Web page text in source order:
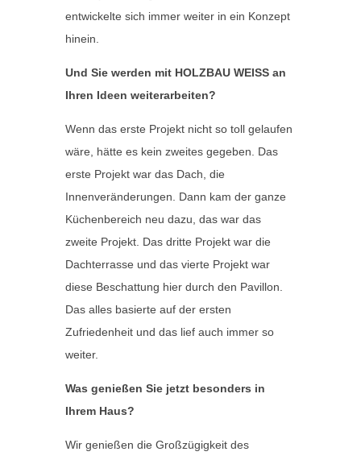
entwickelte sich immer weiter in ein Konzept
hinein.
Und Sie werden mit HOLZBAU WEISS an
Ihren Ideen weiterarbeiten?
Wenn das erste Projekt nicht so toll gelaufen
wäre, hätte es kein zweites gegeben. Das
erste Projekt war das Dach, die
Innenveränderungen. Dann kam der ganze
Küchenbereich neu dazu, das war das
zweite Projekt. Das dritte Projekt war die
Dachterrasse und das vierte Projekt war
diese Beschattung hier durch den Pavillon.
Das alles basierte auf der ersten
Zufriedenheit und das lief auch immer so
weiter.
Was genießen Sie jetzt besonders in
Ihrem Haus?
Wir genießen die Großzügigkeit des